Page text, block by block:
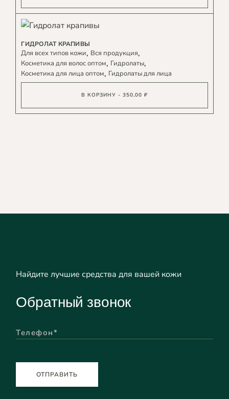
ГИДРОЛАТ КРАПИВЫ
Для всех типов кожи Вся продукция
Косметика для волос оптом Гидролаты
Косметика для лица оптом Гидролаты для лица
В КОРЗИНУ - 350,00 ₽
Найдите лучшие средства для вашей кожи
Обратный звонок
ОТПРАВИТЬ